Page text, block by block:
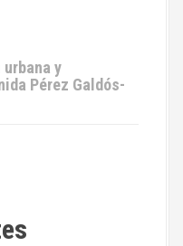
y
Pérez Galdós-